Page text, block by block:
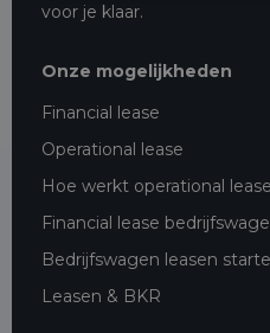
voor je klaar.
Onze mogelijkheden
Financial lease
Operational lease
Hoe werkt operational
Financial lease
Bedrijfswagen leasen
Leasen & BKR